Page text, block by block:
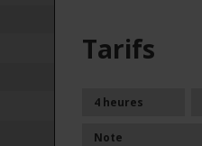
Tarifs
4 heures
Note